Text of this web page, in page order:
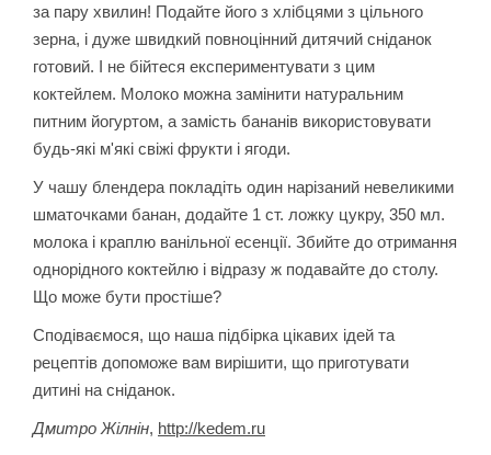
за пару хвилин! Подайте його з хлібцями з цільного
зерна, і дуже швидкий повноцінний дитячий сніданок
готовий. І не бійтеся експериментувати з цим
коктейлем. Молоко можна замінити натуральним
питним йогуртом, а замість бананів використовувати
будь-які м'які свіжі фрукти і ягоди.
У чашу блендера покладіть один нарізаний невеликими
шматочками банан, додайте 1 ст. ложку цукру, 350 мл.
молока і краплю ванільної есенції. Збийте до отримання
однорідного коктейлю і відразу ж подавайте до столу.
Що може бути простіше?
Сподіваємося, що наша підбірка цікавих ідей та
рецептів допоможе вам вирішити, що приготувати
дитині на сніданок.
Дмитро Жілнін, http://kedem.ru